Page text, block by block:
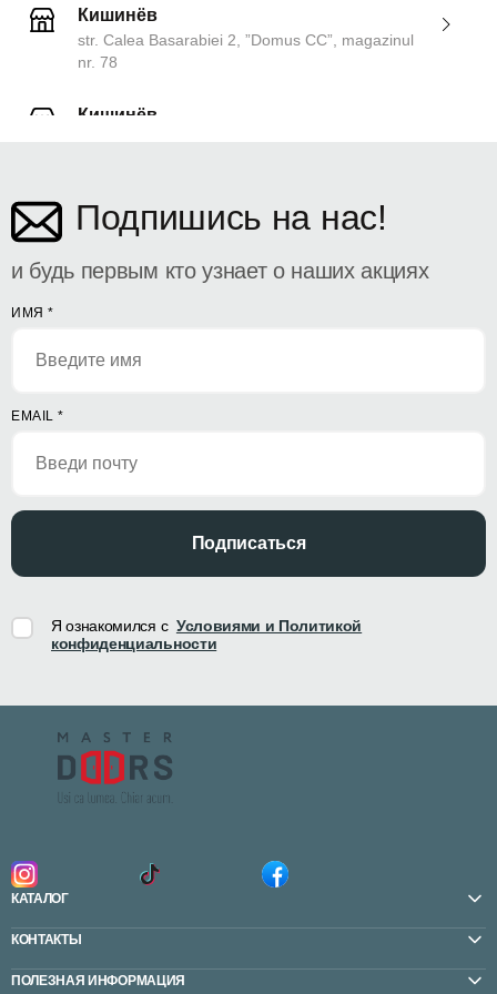
Кишинёв
str. Calea Basarabiei 2, ”Domus CC”, magazinul
nr. 78
Кишинёв
Подпишись на нас!
и будь первым кто узнает о наших акциях
ИМЯ *
EMAIL *
Подписаться
Я ознакомился с Условиями и Политикой
конфиденциальности
КАТАЛОГ
КОНТАКТЫ
ПОЛЕЗНАЯ ИНФОРМАЦИЯ